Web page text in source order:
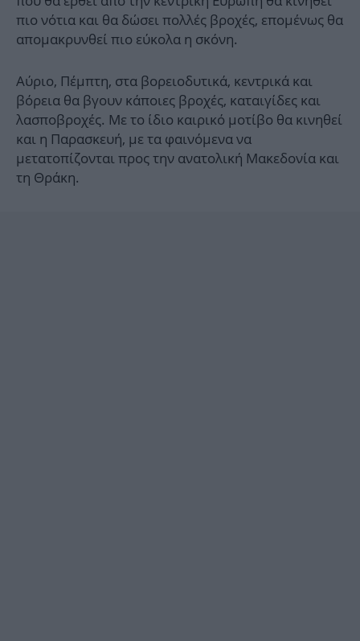
πιο νότια και θα δώσει πολλές βροχές, επομένως θα
απομακρυνθεί πιο εύκολα η σκόνη.
Αύριο, Πέμπτη, στα βορειοδυτικά, κεντρικά και
βόρεια θα βγουν κάποιες βροχές, καταιγίδες και
λασποβροχές. Με το ίδιο καιρικό μοτίβο θα κινηθεί
και η Παρασκευή, με τα φαινόμενα να
μετατοπίζονται προς την ανατολική Μακεδονία και
τη Θράκη.